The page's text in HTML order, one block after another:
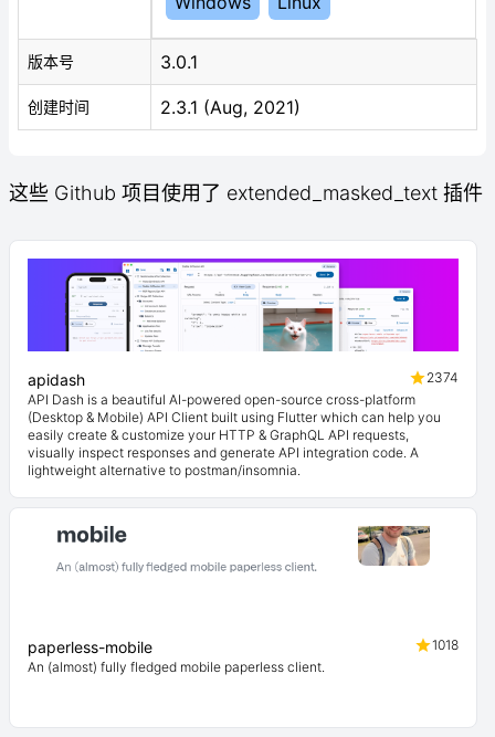
版本号 3.0.1
创建时间 2.3.1 (Aug, 2021)
这些 Github 项目使用了 extended_masked_text 插件
apidash
2374
API Dash is a beautiful AI-powered open-source cross-platform
(Desktop & Mobile) API Client built using Flutter which can help you
easily create & customize your HTTP & GraphQL API requests,
visually inspect responses and generate API integration code. A
lightweight alternative to postman/insomnia.
paperless-mobile
1018
An (almost) fully fledged mobile paperless client.